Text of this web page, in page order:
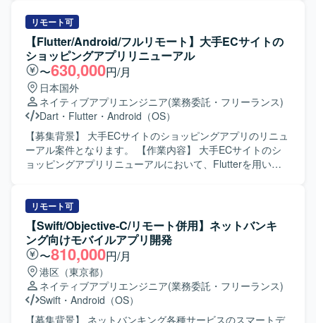
す。 【ポジションの魅力】 金融領域の証券取引システムに
関わる資産管理スマホアプリ開発に携わることで、ドメイ
ン知見とモバイルアプリ開発スキルの両方を高めていただ
けます。Flutter を中心としたクロスプラットフォーム開発
に加え、生成AIを活用した開発プロセスを経験できる環境
です。スクラムによる短い開発サイクルの中で、企画から
リリースまでの一連の流れを継続的に経験できる点も魅力
です。 【開発環境】 Flutter（モバイル）、Kotlin（BFF）
を中心とした構成で、アジャイル（スクラム）開発を採用
しております。約3週間ごとのリリースサイクルで継続的な
機能追加と改善を行っております。
る方を求めております。協調性を持ち、円滑なコミュニケ
ーションができる方を歓迎いたします。既存のコードに対
して主体的に改善提案ができる方にご活躍いただけます。
【ポジションの魅力】 長期的な運用と開発を通じて、
Androidアプリケーションの改善サイクルを継続的に経験で
きる環境です。既存コードの改善提案を行うことで、設計
や品質向上に深く関わることができます。 【開発環境】
Androidアプリケーション開発環境にて、MVVMアーキテク
チャに沿った開発を行います。
リモート可
【Flutter/Android/フルリモート】大手ECサイトの
ショッピングアプリリニューアル
〜630,000円/月
日本国外
ネイティブアプリエンジニア(業務委託・フリーランス)
Dart ・ Flutter ・ Android（OS）
【募集背景】 大手ECサイトのショッピングアプリのリニュ
ーアル案件となります。 【作業内容】 大手ECサイトのシ
ョッピングアプリリニューアルにおいて、Flutterを用いた
や機能改修、品質向上に向けた開発業務を行っていただき
ます。 【求める人物像】 モバイルアプリのユーザー体験向
上に関心を持ち、デザインシステムを理解したうえで主体
的に開発を進めていただける方を求めています。 【ポジシ
ョンの魅力】 大規模なECサービスのスマートフォンアプリ
開発に携わることで、Flutterを活用したクロスプラットフ
ォーム開発やデザインシステム活用の実践経験を積むこと
ができます。 【開発環境】 Flutterを用いたスマートフォン
アプリ開発環境となります。
リモート可
【Swift/Objective-C/リモート併用】ネットバンキ
ング向けモバイルアプリ開発
〜810,000円/月
港区（東京都）
ネイティブアプリエンジニア(業務委託・フリーランス)
Swift ・ Android（OS）
【募集背景】 ネットバンキング各種サービスのスマートデ